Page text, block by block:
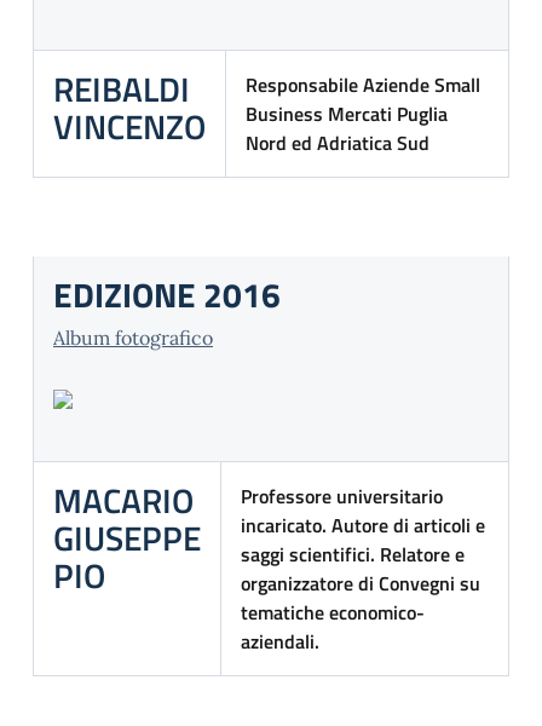
REIBALDI
VINCENZO
Responsabile Aziende Small
Business Mercati Puglia
Nord ed Adriatica Sud
EDIZIONE 2016
Album fotografico
MACARIO
GIUSEPPE
PIO
Professore universitario
incaricato. Autore di articoli e
saggi scientifici. Relatore e
organizzatore di Convegni su
tematiche economico-
aziendali.